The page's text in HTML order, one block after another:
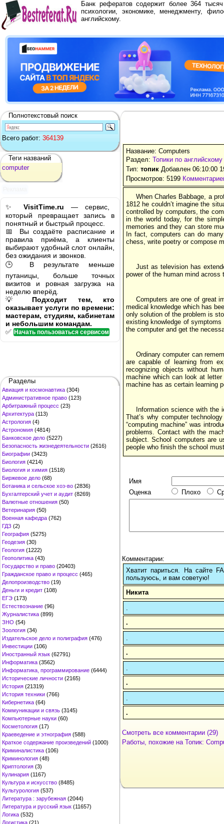
Банк рефератов содержит более 364
психологии, экономике, менеджменту,
английскому.
Полнотекстовый поиск
Всего работ: 364139
Теги названий
computer
✨ VisitTime.ru — сервис,
который превращает запись в
понятный и быстрый процесс.
📅 Вы создаёте расписание и
правила приёма, а клиенты
выбирают удобный слот онлайн,
без ожидания и звонков.
🕒 В результате меньше
путаницы, больше точных
визитов и ровная загрузка на
неделю вперёд.
💡 Подходит тем, кто
оказывает услуги по времени:
мастерам, студиям, кабинетам
и небольшим командам.
✅ Начать пользоваться сервисом
Разделы
Авиация и космонавтика (304)
Административное право (123)
Арбитражный процесс (23)
Архитектура (113)
Астрология (4)
Астрономия (4814)
Банковское дело (5227)
Безопасность жизнедеятельности (2616)
Биографии (3423)
Биология (4214)
Биология и химия (1518)
Биржевое дело (68)
Ботаника и сельское хоз-во (2836)
Бухгалтерский учет и аудит (8269)
Валютные отношения (50)
Ветеринария (50)
Военная кафедра (762)
ГДЗ (2)
География (5275)
Геодезия (30)
Геология (1222)
Геополитика (43)
Государство и право (20403)
Гражданское право и процесс (465)
Делопроизводство (19)
Деньги и кредит (108)
ЕГЭ (173)
Естествознание (96)
Журналистика (899)
ЗНО (54)
Зоология (34)
Издательское дело и полиграфия (476)
Инвестиции (106)
Иностранный язык (62791)
Информатика (3562)
Информатика, программирование (6444)
Исторические личности (2165)
История (21319)
История техники (766)
Кибернетика (64)
Коммуникации и связь (3145)
Компьютерные науки (60)
Косметология (17)
Краеведение и этнография (588)
Краткое содержание произведений (1000)
Криминалистика (106)
Криминология (48)
Криптология (3)
Кулинария (1167)
Культура и искусство (8485)
Культурология (537)
Литература : зарубежная (2044)
Литература и русский язык (11657)
Логика (532)
Логистика (21)
Название: Computers
Раздел: Топики по
Тип: топик Добавлен 06:10:00
Просмотров: 5199
When Charles Babbage, a
1812 he couldn’t imagine the
controlled by computers, the
in the world today, for the
memories and they can store
In fact, computers can do
chess, write poetry or compose
Just as television has
power of the human mind across
Computers are one of great
medical knowledge which has
only solution of the problem is
existing knowledge of
the computer and get the
Ordinary computer can
are capable of learning from
recognizing objects without
machine which can look at
machine has as certain learning
Information science with the
That’s why computer
“computing machine” was
problems. Contact with the
subject. School computers are
people who finish the school
Имя
Оценка
Плохо
Комментарии:
Хватит париться. На сайте
пользуюсь, и вам советую!
Никита
.
.
.
.
Смотреть все комментарии (29)
Работы, похожие на Топик: